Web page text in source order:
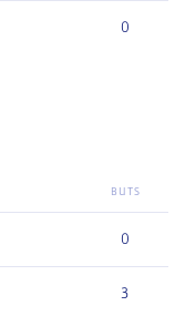
0
BUTS
0
3